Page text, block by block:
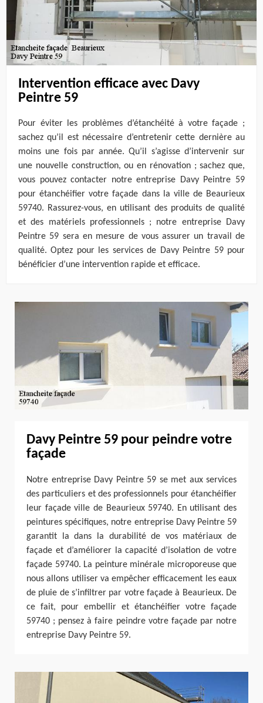
Intervention efficace avec Davy
Peintre 59
Pour éviter les problèmes d’étanchéité à votre façade ;
sachez qu’il est nécessaire d’entretenir cette dernière au
moins une fois par année. Qu’il s’agisse d’intervenir sur
une nouvelle construction, ou en rénovation ; sachez que,
vous pouvez contacter notre entreprise Davy Peintre 59
pour étanchéifier votre façade dans la ville de Beaurieux
59740. Rassurez-vous, en utilisant des produits de qualité
et des matériels professionnels ; notre entreprise Davy
Peintre 59 sera en mesure de vous assurer un travail de
qualité. Optez pour les services de Davy Peintre 59 pour
bénéficier d’une intervention rapide et efficace.
Davy Peintre 59 pour peindre votre
façade
Notre entreprise Davy Peintre 59 se met aux services
des particuliers et des professionnels pour étanchéifier
leur façade ville de Beaurieux 59740. En utilisant des
peintures spécifiques, notre entreprise Davy Peintre 59
garantit la dans la durabilité de vos matériaux de
façade et d’améliorer la capacité d’isolation de votre
façade 59740. La peinture minérale microporeuse que
nous allons utiliser va empêcher efficacement les eaux
de pluie de s’infiltrer par votre façade à Beaurieux. De
ce fait, pour embellir et étanchéifier votre façade
59740 ; pensez à faire peindre votre façade par notre
entreprise Davy Peintre 59.